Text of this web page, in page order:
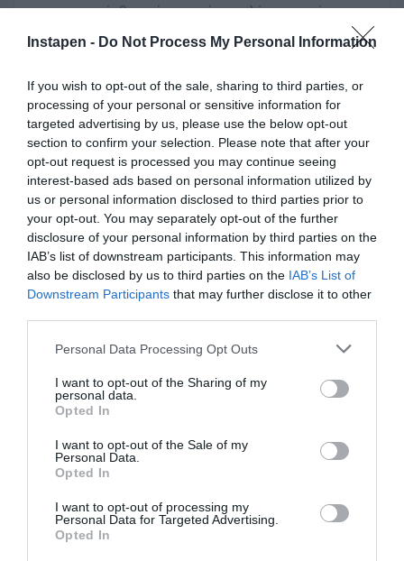
Instapen - Do Not Process My Personal Information
If you wish to opt-out of the sale, sharing to third parties, or
processing of your personal or sensitive information for
targeted advertising by us, please use the below opt-out
section to confirm your selection. Please note that after your
opt-out request is processed you may continue seeing
interest-based ads based on personal information utilized by
us or personal information disclosed to third parties prior to
your opt-out. You may separately opt-out of the further
disclosure of your personal information by third parties on the
IAB’s list of downstream participants. This information may
also be disclosed by us to third parties on the IAB’s List of
Downstream Participants that may further disclose it to other
Personal Data Processing Opt Outs
I want to opt-out of the Sharing of my
personal data.
Opted In
I want to opt-out of the Sale of my
Personal Data.
Opted In
I want to opt-out of processing my
Personal Data for Targeted Advertising.
Opted In
χρησιμοποιείς θα πρέπει να είναι πολύ στοχευμένες και
η γνώσεις σου να έρχονται στην επιφάνεια κάπως
έχει σημασία, αλλά και η ακρίβεια. Ναι, μπορεί να
φαίνεται χρονοβόρο στην αρχή, αλλά πώς θα ένιωθες
αν μέσα από αυτή τη διαδικασία διαπίστωνες ότι
γνωρίζεις πολύ περισσότερα από όσα νομίζεις;
Αυτά είναι μόνο μερικά βασικά tips. Η αλήθεια είναι ότι
μία αναδρομή σε προηγούμενες εξεταστικές, θα σου
δώσει τις απαντήσεις που χρειάζεσαι. Η αναδρομή για
το πώς αντιμετώπισες κάθε εξεταστική περίοδο και αν
είχες το επιθυμητό αποτέλεσμα κάθε φορά, είναι καλή
μπορεί να φαίνεται διαφορετική, αλλά, σε κάθε
περίπτωση, μπορεί να αποτελέσει έμπνευση για
βελτίωση αντί για πηγή δυσαρέσκειας.
Ζήτησε Δωρεάν Κοστολόγηση για την